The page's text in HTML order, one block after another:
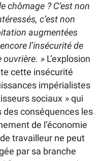
chômage ? C’est non
c’est non
augmentées
l’insécurité de
ouvrière. » L’explosion
cette insécurité
impérialistes
sociaux » qui
des conséquences les
de l’économie
travailleur ne peut
par sa branche